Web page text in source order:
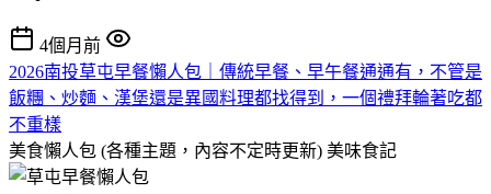
4個月前
2026南投草屯早餐懶人包｜傳統早餐、早午餐通通有，不管是
飯糰、炒麵、漢堡還是異國料理都找得到，一個禮拜輪著吃都
不重樣
美食懶人包 (各種主題，內容不定時更新) 美味食記